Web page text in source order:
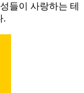
들이 사랑하는 테
.